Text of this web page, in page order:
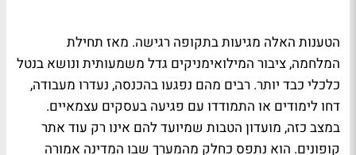
הטענות האלה מגיעות בתקופה רגישה. מאז תחילת
המלחמה, ציבור המילואימניקים גדל משמעותית ונושא בנטל
כלכלי כבד יותר. רבים מהם נפגעו בהכנסה, נעדרו מעבודה,
דחו לימודים או התמודדו עם פגיעה בעסקים עצמאיים.
במצב כזה, מועדון הטבות שמיועד להם אינו רק עוד אתר
קופונים. הוא נתפס כחלק מהמערך שבו המדינה אמורה